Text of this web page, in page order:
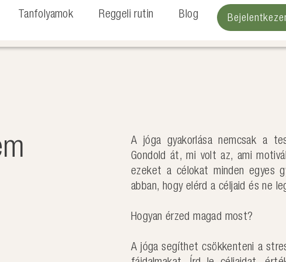
Tanfolyamok Reggeli rutin Blog
A jóga gyakorlása nemcsak a
Gondold át, mi volt az, ami
ezeket a célokat minden egyes
abban, hogy elérd a céljaid és ne
Hogyan érzed magad most?
A jóga segíthet csökkenteni a